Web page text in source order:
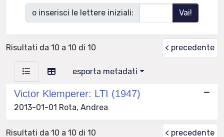
o inserisci le lettere iniziali:
Risultati da 10 a 10 di 10 < precedente
esporta metadati
Victor Klemperer: LTI (1947)
2013-01-01 Rota, Andrea
Risultati da 10 a 10 di 10 < precedente